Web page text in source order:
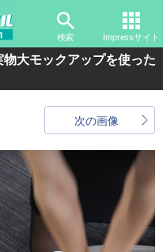
検索 Impressサイト
大モックアップを使った
次の画像